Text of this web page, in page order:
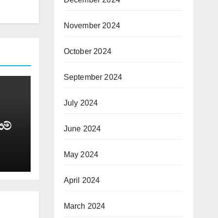
November 2024
October 2024
September 2024
July 2024
June 2024
May 2024
April 2024
March 2024